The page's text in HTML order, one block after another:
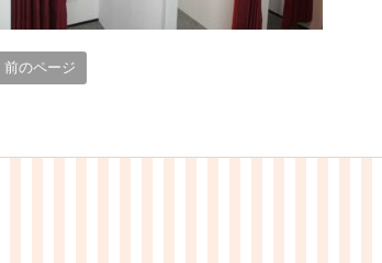
前のページ